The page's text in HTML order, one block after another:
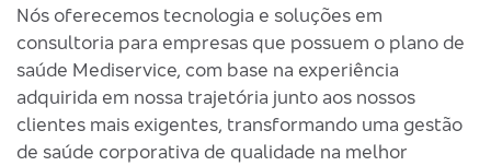
Nós oferecemos tecnologia e soluções em
consultoria para empresas que possuem o plano de
saúde Mediservice, com base na experiência
adquirida em nossa trajetória junto aos nossos
clientes mais exigentes, transformando uma gestão
de saúde corporativa de qualidade na melhor